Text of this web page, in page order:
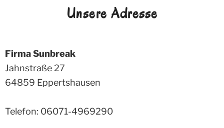
Unsere Adresse
Firma Sunbreak
Jahnstraße 27
64859 Eppertshausen
Telefon: 06071-4969290